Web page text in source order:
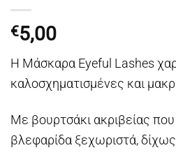
€5,00
Η Μάσκαρα Eyeful Lashes
καλοσχηματισμένες και
Με βουρτσάκι ακριβείας
βλεφαρίδα ξεχωριστά,